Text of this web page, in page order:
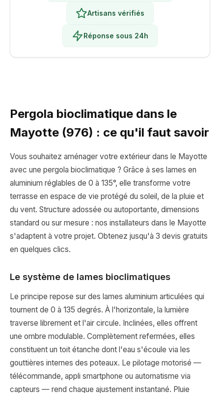
Artisans vérifiés
Réponse sous 24h
Pergola bioclimatique dans le
Mayotte (976) : ce qu'il faut savoir
Vous souhaitez aménager votre extérieur dans le Mayotte
avec une pergola bioclimatique ? Grâce à ses lames en
aluminium réglables de 0 à 135°, elle transforme votre
terrasse en espace de vie protégé du soleil, de la pluie et
du vent. Structure adossée ou autoportante, dimensions
standard ou sur mesure : nos installateurs dans le Mayotte
s'adaptent à votre projet. Obtenez jusqu'à 3 devis gratuits
en quelques clics.
Le système de lames bioclimatiques
Le principe repose sur des lames aluminium articulées qui
tournent de 0 à 135 degrés. À l'horizontale, la lumière
traverse librement et l'air circule. Inclinées, elles offrent
une ombre modulable. Complètement refermées, elles
constituent un toit étanche dont l'eau s'écoule via les
gouttières internes des poteaux. Le pilotage motorisé —
télécommande, appli smartphone ou automatisme via
capteurs — rend chaque ajustement instantané. Pluie